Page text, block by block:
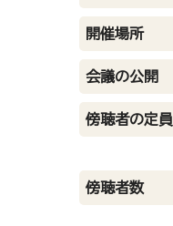
開催場所
会議の公開
傍聴者の定員
傍聴者数